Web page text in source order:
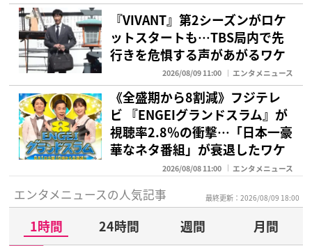
『VIVANT』第2シーズンがロケ
ットスタートも…TBS局内で先
行きを危惧する声があがるワケ
2026/08/09 11:00 エンタメニュース
《全盛期から8割減》フジテレ
ビ 『ENGEIグランドスラム』が
視聴率2.8％の衝撃…「日本一豪
華なネタ番組」が衰退したワケ
2026/08/08 11:00 エンタメニュース
エンタメニュースの人気記事 最終更新：2026/08/09 18:00
1時間 24時間 週間
月間